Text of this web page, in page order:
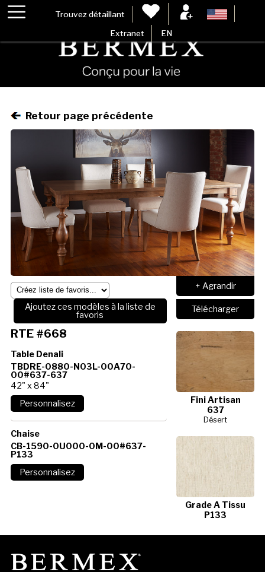
Trouvez détaillant
Extranet EN
Retour page précédente
+ Agrandir
Télécharger
Fini Artisan
637
Désert
Grade A Tissu
P133
Ajoutez ces modèles à la liste de
favoris
RTE #668
Table Denali
TBDRE-0880-N03L-00A70-
00#637-637
42" x 84"
Chaise
CB-1590-0U000-0M-00#637-
P133